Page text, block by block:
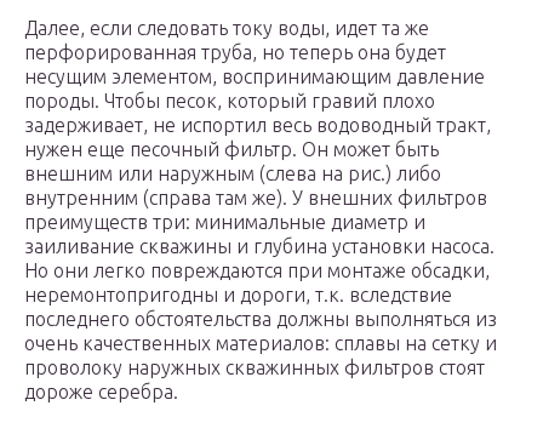
Далее, если следовать току воды, идет та же
перфорированная труба, но теперь она будет
несущим элементом, воспринимающим давление
породы. Чтобы песок, который гравий плохо
задерживает, не испортил весь водоводный тракт,
нужен еще песочный фильтр. Он может быть
внешним или наружным (слева на рис.) либо
внутренним (справа там же). У внешних фильтров
преимуществ три: минимальные диаметр и
заиливание скважины и глубина установки насоса.
Но они легко повреждаются при монтаже обсадки,
неремонтопригодны и дороги, т.к. вследствие
последнего обстоятельства должны выполняться из
очень качественных материалов: сплавы на сетку и
проволоку наружных скважинных фильтров стоят
дороже серебра.